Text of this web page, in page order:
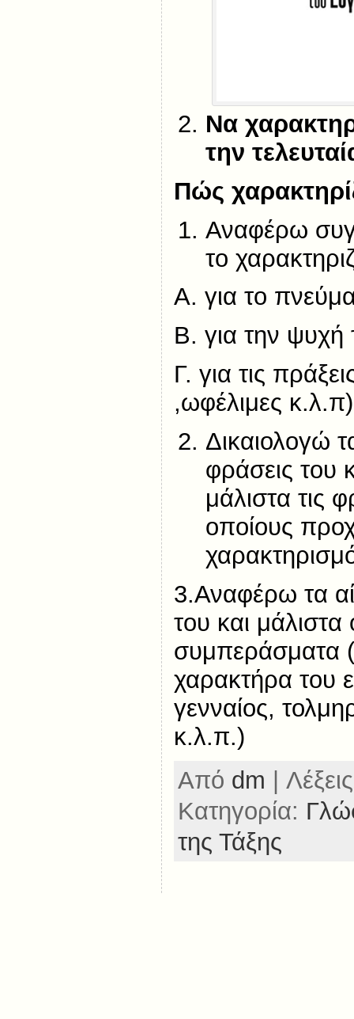
Να
την
Πώς
Αναφέρω
το
Α. για το
Β. για την ψυχή
Γ. για τις
,ωφέλιμες
Δικαιολογώ
φράσεις του
μάλιστα τις
οποίους
3.Αναφέρω τα
του και
συμπεράσματα
χαρακτήρα του
γενναίος,
κ.λ.π.)
Από dm |
Κατηγορία:
της Τάξης